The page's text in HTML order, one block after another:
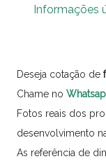
Informações
Deseja cotação de
Chame no
Fotos reais dos
desenvolvimento
As referência de